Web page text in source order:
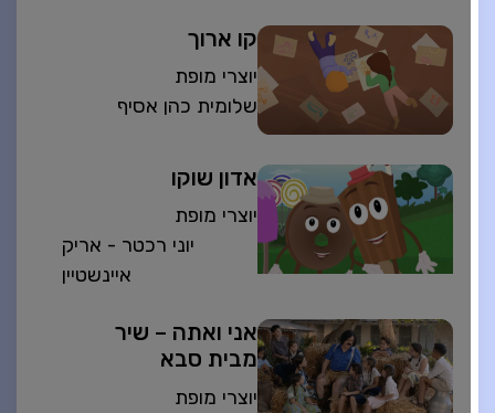
קו ארוך
יוצרי מופת
שלומית כהן אסיף
אדון שוקו
יוצרי מופת
יוני רכטר - אריק
איינשטיין
אני ואתה – שיר
מבית סבא
יוצרי מופת